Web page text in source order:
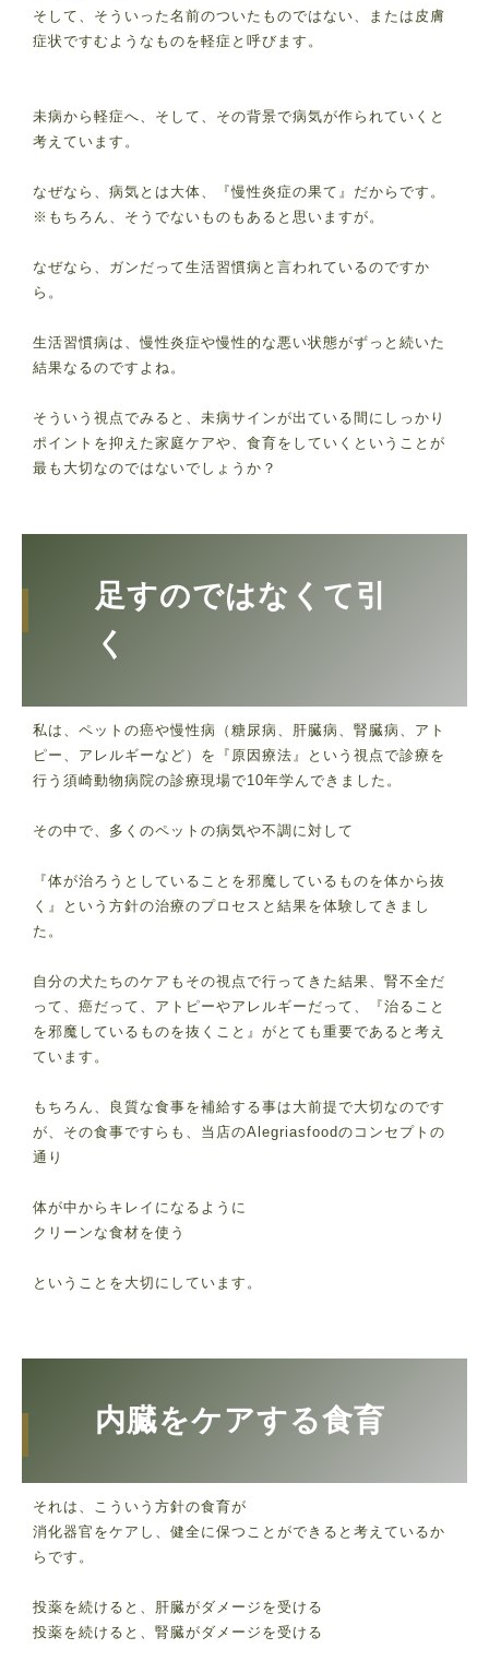
そして、そういった名前のついたものではない、または皮膚
症状ですむようなものを軽症と呼びます。
未病から軽症へ、そして、その背景で病気が作られていくと
考えています。
なぜなら、病気とは大体、『慢性炎症の果て』だからです。
※もちろん、そうでないものもあると思いますが。
なぜなら、ガンだって生活習慣病と言われているのですか
ら。
生活習慣病は、慢性炎症や慢性的な悪い状態がずっと続いた
結果なるのですよね。
そういう視点でみると、未病サインが出ている間にしっかり
ポイントを抑えた家庭ケアや、食育をしていくということが
最も大切なのではないでしょうか？
足すのではなくて引
く
私は、ペットの癌や慢性病（糖尿病、肝臓病、腎臓病、アト
ピー、アレルギーなど）を『原因療法』という視点で診療を
行う須崎動物病院の診療現場で10年学んできました。
その中で、多くのペットの病気や不調に対して
『体が治ろうとしていることを邪魔しているものを体から抜
く』という方針の治療のプロセスと結果を体験してきまし
た。
自分の犬たちのケアもその視点で行ってきた結果、腎不全だ
って、癌だって、アトピーやアレルギーだって、『治ること
を邪魔しているものを抜くこと』がとても重要であると考え
ています。
もちろん、良質な食事を補給する事は大前提で大切なのです
が、その食事ですらも、当店のAlegriasfoodのコンセプトの
通り
体が中からキレイになるように
クリーンな食材を使う
ということを大切にしています。
内臓をケアする食育
それは、こういう方針の食育が
消化器官をケアし、健全に保つことができると考えているか
らです。
投薬を続けると、肝臓がダメージを受ける
投薬を続けると、腎臓がダメージを受ける